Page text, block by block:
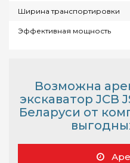
Ширина транспортировки
Эффективная мощность
Возможна
экскаватор JCB
Беларуси от